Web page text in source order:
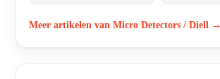
Meer artikelen van Micro Detectors / Diell →